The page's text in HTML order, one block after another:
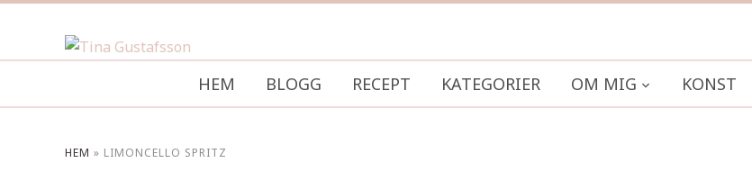
HEM BLOGG RECEPT KATEGORIER OM MIG KONST
HEM » LIMONCELLO SPRITZ